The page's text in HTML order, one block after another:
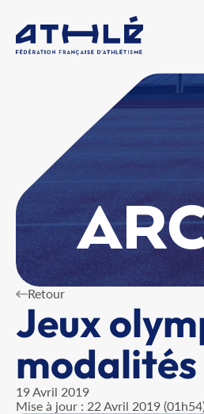
Retour
Jeux
modalités
19 Avril 2019
Mise à jour : 22 Avril 2019